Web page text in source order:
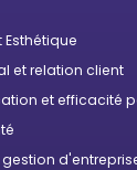
et relation client
et efficacité